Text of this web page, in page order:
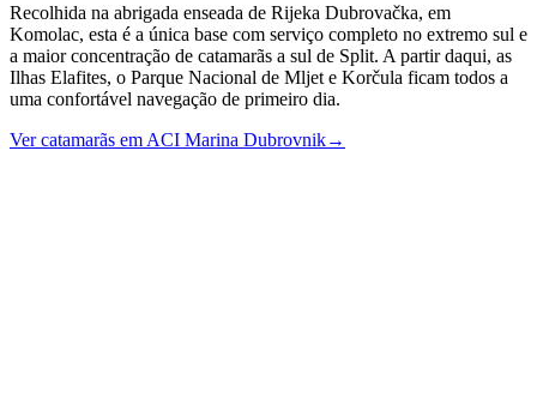
Recolhida na abrigada enseada de Rijeka Dubrovačka, em
Komolac, esta é a única base com serviço completo no extremo sul e
a maior concentração de catamarãs a sul de Split. A partir daqui, as
Ilhas Elafites, o Parque Nacional de Mljet e Korčula ficam todos a
uma confortável navegação de primeiro dia.
Ver catamarãs em ACI Marina Dubrovnik→